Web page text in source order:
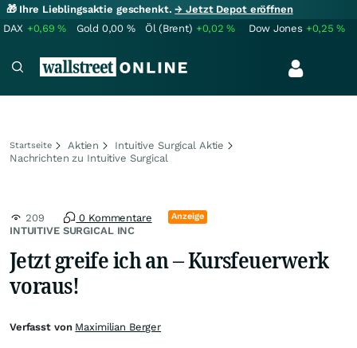
🎁 Ihre Lieblingsaktie geschenkt.→ Jetzt Depot eröffnen
DAX +0,69% Gold 0,00 % Öl (Brent) +0,02% Dow Jones +0,25%
Startseite Aktien
Intuitive Surgical Aktie
Nachrichten zu Intuitive Surgical
INTUITIVE SURGICAL INC
209 0 Kommentare Anzeige
Jetzt greife ich an – Kursfeuerwerk
voraus!
Verfasst von Maximilian Berger